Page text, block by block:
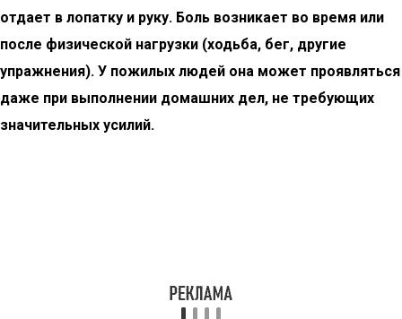
отдает в лопатку и руку. Боль возникает во время или
после физической нагрузки (ходьба, бег, другие
упражнения). У пожилых людей она может проявляться
даже при выполнении домашних дел, не требующих
значительных усилий.